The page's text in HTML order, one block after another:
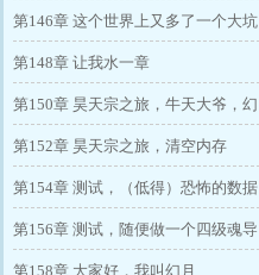
再补一发
第146章 这个世界上又多了一个大坑
第148章 让我水一章
第150章 昊天宗之旅，牛天大爷，幻
真的不是唐舞桐啊
第152章 昊天宗之旅，清空内存
第154章 测试，（低得）恐怖的数据
第156章 测试，随便做一个四级魂导
器看看
第158章 大家好，我叫幻月